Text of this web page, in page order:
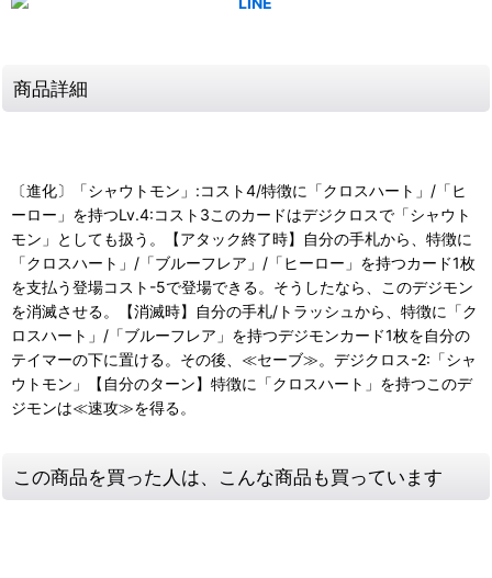
商品詳細
〔進化〕「シャウトモン」:コスト4/特徴に「クロスハート」/「ヒ
ーロー」を持つLv.4:コスト3このカードはデジクロスで「シャウト
モン」としても扱う。【アタック終了時】自分の手札から、特徴に
「クロスハート」/「ブルーフレア」/「ヒーロー」を持つカード1枚
を支払う登場コスト-5で登場できる。そうしたなら、このデジモン
を消滅させる。【消滅時】自分の手札/トラッシュから、特徴に「ク
ロスハート」/「ブルーフレア」を持つデジモンカード1枚を自分の
テイマーの下に置ける。その後、≪セーブ≫。デジクロス-2:「シャ
ウトモン」【自分のターン】特徴に「クロスハート」を持つこのデ
ジモンは≪速攻≫を得る。
この商品を買った人は、こんな商品も買っています